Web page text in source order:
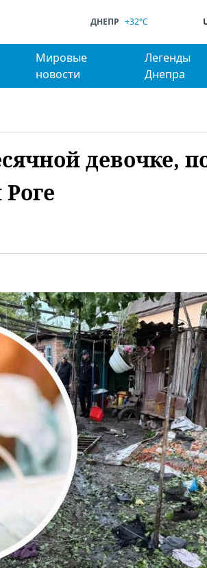
ДНЕПР +32°C
Мировые
новости
Легенды
Днепра
девочке,